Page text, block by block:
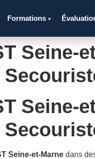
Formations▾
Seine-
Seine-
Seine-et-Marne dans